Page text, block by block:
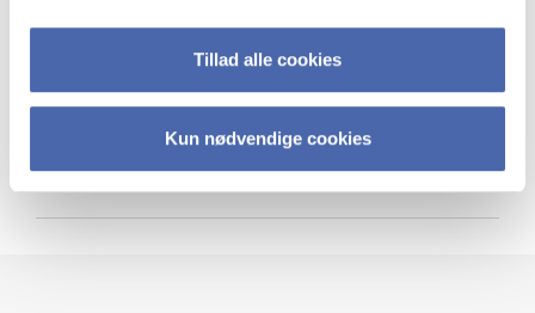
Tillad alle cookies
Kun nødvendige cookies
Cybersikkerhed